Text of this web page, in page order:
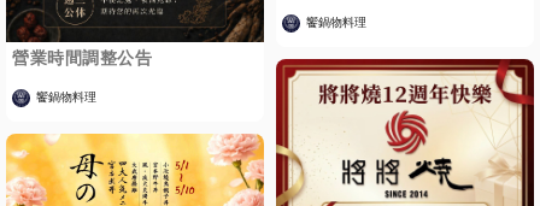
饗鍋物料理
營業時間調整公告
饗鍋物料理